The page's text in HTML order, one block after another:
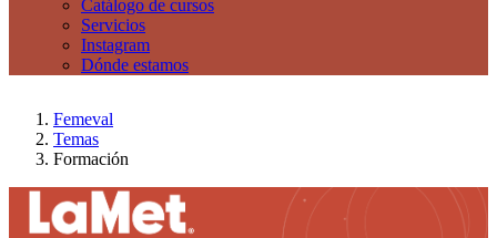
Catálogo de cursos
Servicios
Instagram
Dónde estamos
Femeval
Temas
Formación